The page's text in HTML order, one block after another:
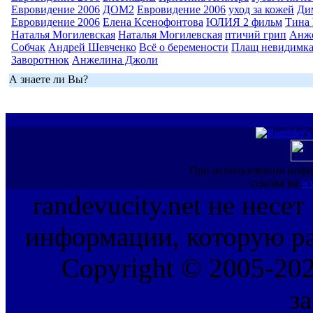
Евровидение 2006 ДОМ2 Евровидение 2006 уход за кожей
Евровидение 2006 Елена Ксенофонтова ЮЛИЯ 2 фильм Тина
Наталья Могилевская Наталья Могилевская птичий грип
Собчак Андрей Шевченко Всё о беремености Плащ невидимка
Заворотнюк Анжелина Джоли
А знаете ли Вы?
При использовании
ссылка на
randevucity.net не несет
информации, которую
Copyright © 2005-